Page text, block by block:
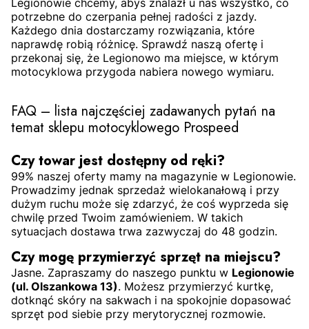
Legionowie chcemy, abyś znalazł u nas wszystko, co
potrzebne do czerpania pełnej radości z jazdy.
Każdego dnia dostarczamy rozwiązania, które
naprawdę robią różnicę. Sprawdź naszą ofertę i
przekonaj się, że Legionowo ma miejsce, w którym
motocyklowa przygoda nabiera nowego wymiaru.
FAQ – lista najczęściej zadawanych pytań na
temat sklepu motocyklowego Prospeed
Czy towar jest dostępny od ręki?
99% naszej oferty mamy na magazynie w Legionowie.
Prowadzimy jednak sprzedaż wielokanałową i przy
dużym ruchu może się zdarzyć, że coś wyprzeda się
chwilę przed Twoim zamówieniem. W takich
sytuacjach dostawa trwa zazwyczaj do 48 godzin.
Czy mogę przymierzyć sprzęt na miejscu?
Jasne. Zapraszamy do naszego punktu w Legionowie
(ul. Olszankowa 13). Możesz przymierzyć kurtkę,
dotknąć skóry na sakwach i na spokojnie dopasować
sprzęt pod siebie przy merytorycznej rozmowie.